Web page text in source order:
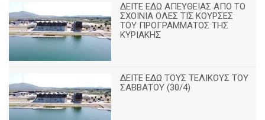
ΔΕΙΤΕ ΕΔΩ ΑΠΕΥΘΕΙΑΣ ΑΠΟ ΤΟ
ΣΧΟΙΝΙΑ ΟΛΕΣ ΤΙΣ ΚΟΥΡΣΕΣ
ΤΟΥ ΠΡΟΓΡΑΜΜΑΤΟΣ ΤΗΣ
ΚΥΡΙΑΚΗΣ
ΔΕΙΤΕ ΕΔΩ ΤΟΥΣ ΤΕΛΙΚΟΥΣ ΤΟΥ
ΣΑΒΒΑΤΟΥ (30/4)